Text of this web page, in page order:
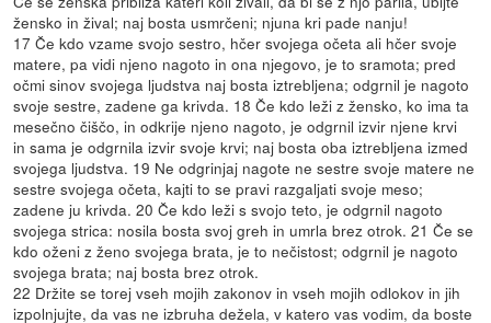
žensko in žival; naj bosta usmrčeni; njuna kri pade nanju!
17 Če kdo vzame svojo sestro, hčer svojega očeta ali hčer svoje
matere, pa vidi njeno nagoto in ona njegovo, je to sramota; pred
očmi sinov svojega ljudstva naj bosta iztrebljena; odgrnil je nagoto
svoje sestre, zadene ga krivda. 18 Če kdo leži z žensko, ko ima ta
mesečno čiščo, in odkrije njeno nagoto, je odgrnil izvir njene krvi
in sama je odgrnila izvir svoje krvi; naj bosta oba iztrebljena izmed
svojega ljudstva. 19 Ne odgrinjaj nagote ne sestre svoje matere ne
sestre svojega očeta, kajti to se pravi razgaljati svoje meso;
zadene ju krivda. 20 Če kdo leži s svojo teto, je odgrnil nagoto
svojega strica: nosila bosta svoj greh in umrla brez otrok. 21 Če se
kdo oženi z ženo svojega brata, je to nečistost; odgrnil je nagoto
svojega brata; naj bosta brez otrok.
22 Držite se torej vseh mojih zakonov in vseh mojih odlokov in jih
izpolnjujte, da vas ne izbruha dežela, v katero vas vodim, da boste